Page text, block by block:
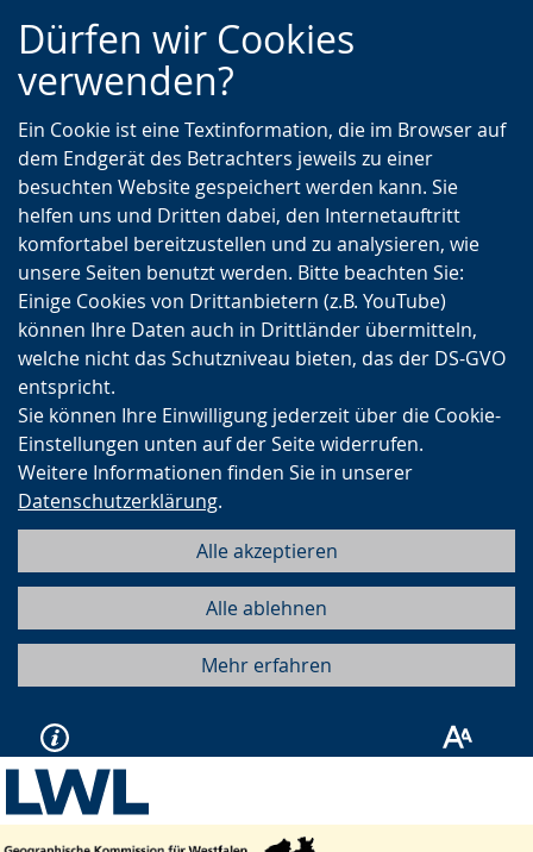
Zur
Hauptnavigation
Zur
Seitennavigation
Zum
Inhalt
Dürfen wir Cookies
verwenden?
Ein Cookie ist eine Textinformation, die im Browser auf
dem Endgerät des Betrachters jeweils zu einer
besuchten Website gespeichert werden kann. Sie
helfen uns und Dritten dabei, den Internetauftritt
komfortabel bereitzustellen und zu analysieren, wie
unsere Seiten benutzt werden. Bitte beachten Sie:
Einige Cookies von Drittanbietern (z.B. YouTube)
können Ihre Daten auch in Drittländer übermitteln,
welche nicht das Schutzniveau bieten, das der DS-GVO
entspricht.
Sie können Ihre Einwilligung jederzeit über die Cookie-
Einstellungen unten auf der Seite widerrufen.
Weitere Informationen finden Sie in unserer
Datenschutzerklärung.
Alle akzeptieren
Alle ablehnen
Mehr erfahren